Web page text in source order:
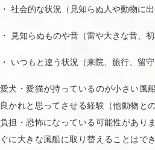
・ 社会的な状況（見知らぬ人や動物に出
・ 見知らぬものや音（雷や大きな音、
・ いつもと違う状況（来院、旅行、留守
愛犬・愛猫が持っているのが小さい風
良かれと思ってさせる経験（他動物と
負担・恐怖になっている可能性があり
ぐに大きな風船に取り替えることはで